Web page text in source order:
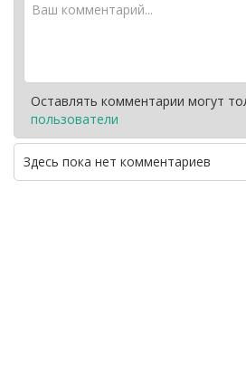
Оставлять комментарии могут
пользователи
Здесь пока нет комментариев